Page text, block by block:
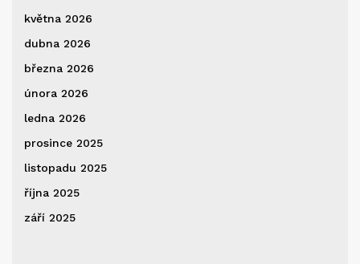
května 2026
dubna 2026
března 2026
února 2026
ledna 2026
prosince 2025
listopadu 2025
října 2025
září 2025